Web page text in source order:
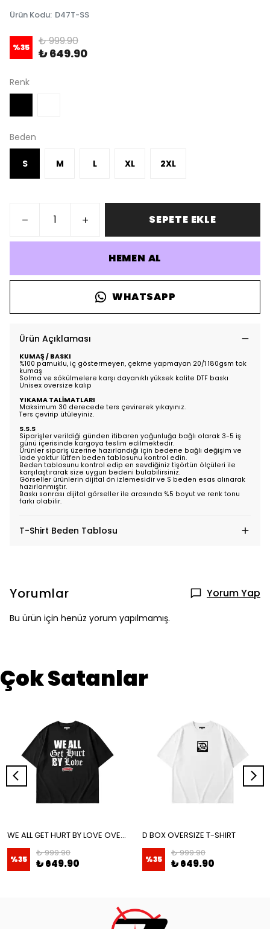
Ürün Kodu: D47T-SS
%35 ₺ 999.90
₺ 649.90
Renk
Beden
S M L XL 2XL
SEPETE EKLE
HEMEN AL
WHATSAPP
Ürün Açıklaması
KUMAŞ / BASKI
%100 pamuklu, iç göstermeyen, çekme yapmayan 20/1 180gsm tok
kumaş
Solma ve sökülmelere karşı dayanıklı yüksek kalite DTF baskı
Unisex oversize kalıp
YIKAMA TALİMATLARI
Maksimum 30 derecede ters çevirerek yıkayınız.
Ters çevirip ütüleyiniz.
S.S.S
Siparişler verildiği günden itibaren yoğunluğa bağlı olarak 3-5 iş
günü içerisinde kargoya teslim edilmektedir.
Ürünler sipariş üzerine hazırlandığı için bedene bağlı değişim ve
iade yoktur lütfen beden tablosunu kontrol edin.
Beden tablosunu kontrol edip en sevdiğiniz tişörtün ölçüleri ile
karşılaştırarak size uygun bedeni bulabilirsiniz.
Görseller ürünlerin dijital ön izlemesidir ve S beden esas alınarak
hazırlanmıştır.
Baskı sonrası dijital görseller ile arasında %5 boyut ve renk tonu
farkı olabilir.
T-Shirt Beden Tablosu
Yorumlar Yorum Yap
Bu ürün için henüz yorum yapılmamış.
Çok Satanlar
WE ALL GET HURT BY LOVE OVERSIZE T-SHIRT
%35
₺ 999.90
₺ 649.90
D BOX OVERSIZE T-SHIRT
%35
₺ 999.90
₺ 649.90